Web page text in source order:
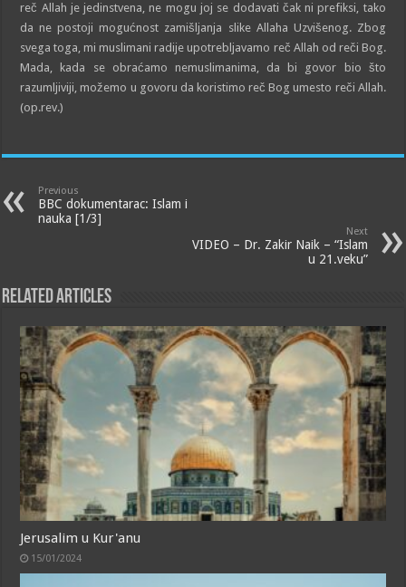
reč Allah je jedinstvena, ne mogu joj se dodavati čak ni prefiksi, tako
da ne postoji mogućnost zamišljanja slike Allaha Uzvišenog. Zbog
svega toga, mi muslimani radije upotrebljavamo reč Allah od reči Bog.
Mada, kada se obraćamo nemuslimanima, da bi govor bio što
razumljiviji, možemo u govoru da koristimo reč Bog umesto reči Allah.
(op.rev.)
Previous
BBC dokumentarac: Islam i
nauka [1/3]
Next
VIDEO – Dr. Zakir Naik – “Islam
u 21.veku”
Related Articles
Jerusalim u Kur'anu
15/01/2024